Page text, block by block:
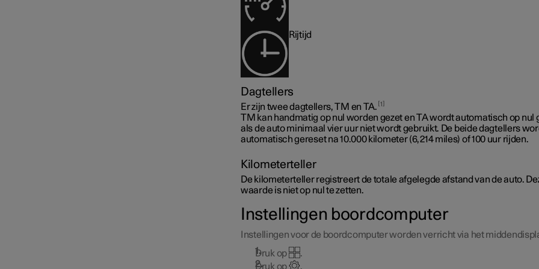
Rijtijd
Dagtellers
Er zijn twee dagtellers, TM en TA. 1
TM kan handmatig op nul worden gezet en TA wordt automatisch op nul
als de auto minimaal vier uur niet wordt gebruikt. De beide dagtellers
automatisch gereset na10.000 kilometer (6,214 miles) of 100 uur rijden.
Kilometerteller
De kilometerteller registreert de totale afgelegde afstand van de auto.
waarde is niet op nul te zetten.
Instellingen boordcomputer
Instellingen voor de boordcomputer worden verricht via het
Druk op
.
Druk op
.